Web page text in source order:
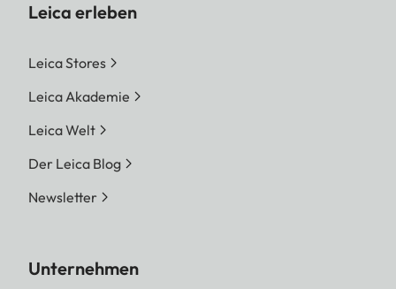
Leica erleben
Leica Stores
Leica Akademie
Leica Welt
Der Leica Blog
Newsletter
Unternehmen